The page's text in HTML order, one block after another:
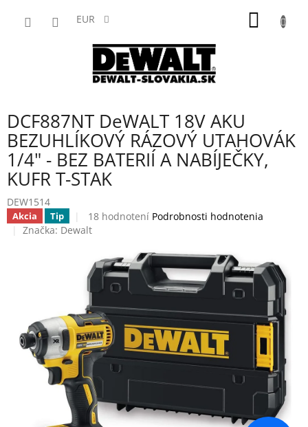
EUR
DCF887NT DeWALT 18V AKU
BEZUHLÍKOVÝ RÁZOVÝ UTAHOVÁK
1/4" - BEZ BATERIÍ A NABÍJEČKY,
KUFR T-STAK
DEW1514
Akcia Tip
Priemerné
hodnotenie
3,9
z
5
hviezdičiek.
18 hodnotení Podrobnosti hodnotenia
Značka: Dewalt